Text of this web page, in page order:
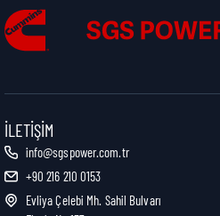
Nakliye Uzunluğu:
Nakliye Ağırlığı:
İLETIŞIM
info@sgspower.com.tr
+90 216 210 0153
Evliya Çelebi Mh. Sahil Bulvarı